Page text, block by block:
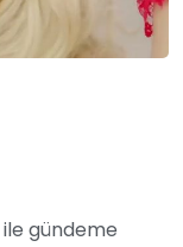
ile gündeme